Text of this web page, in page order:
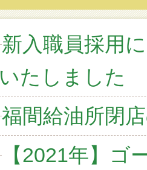
新入職員採用
いたしました
福間給油所閉
【2021年】ゴ